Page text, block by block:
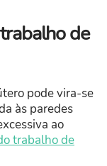
de
pode vira-se
às paredes
ao
trabalho de